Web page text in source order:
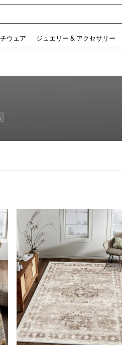
ウェア ジュエリー & アクセサリー